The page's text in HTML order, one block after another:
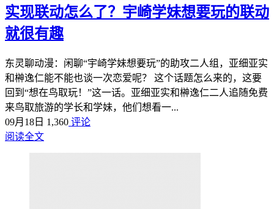
实现联动怎么了？宇崎学妹想要玩的联动
就很有趣
东灵聊动漫：闲聊“宇崎学妹想要玩”的助攻二人组，亚细亚实
和榊逸仁能不能也谈一次恋爱呢？ 这个话题怎么来的，这要
回到“想在鸟取玩！”这一话。亚细亚实和榊逸仁二人追随免费
来鸟取旅游的学长和学妹，他们想看一...
09月18日 1,360 评论
阅读全文